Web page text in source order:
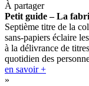
À partager
Petit guide – La
Septième titre de la
sans-papiers éclaire
à la délivrance de
quotidien des
en savoir +
»